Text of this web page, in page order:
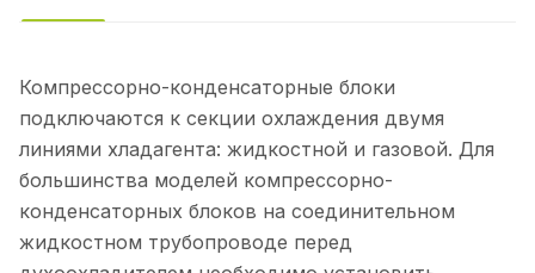
Компрессорно-конденсаторные блоки
подключаются к секции охлаждения двумя
линиями хладагента: жидкостной и газовой. Для
большинства моделей компрессорно-
конденсаторных блоков на соединительном
жидкостном трубопроводе перед